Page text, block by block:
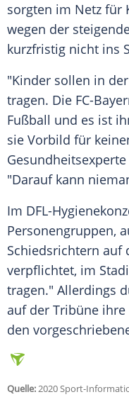
sorgten im Netz für
wegen der
kurzfristig nicht ins
"Kinder sollen in
tragen. Die FC-
Fußball und es ist
sie Vorbild für
Gesundheitsexperte
"Darauf kann
Im DFL-
Personengruppen,
Schiedsrichtern auf
verpflichtet, im
tragen." Allerdings
auf der Tribüne
den
Quelle:2020 Sport-